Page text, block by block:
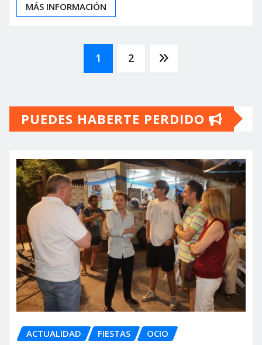
MÁS INFORMACIÓN
Paginación
entradas
1 2
PUEDES HABERTE PERDIDO
ACTUALIDAD FIESTAS OCIO